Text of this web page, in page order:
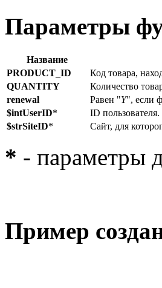
Параметры
Название
PRODUCT_ID
Код товара,
QUANTITY
Количество
renewal
Равен "Y", если
$intUserID*
ID
$strSiteID* Сайт, для
* - параметры
Пример